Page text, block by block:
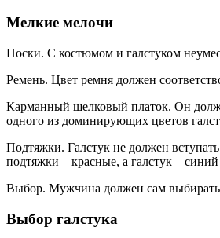
Мелкие мелочи
Носки. С костюмом и галстуком
Ремень. Цвет ремня должен
Карманный шелковый платок. Он
одного из доминирующих цветов
Подтяжки. Галстук не должен
подтяжки – красные, а галстук –
Выбор. Мужчина должен сам выбирать
Выбор галстука